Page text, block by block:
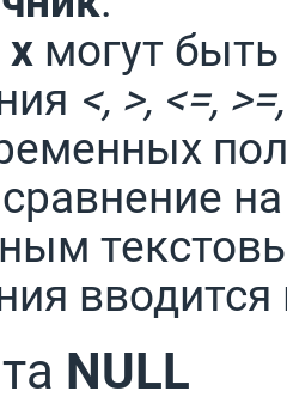
x могут
<, >, <=,
NULL